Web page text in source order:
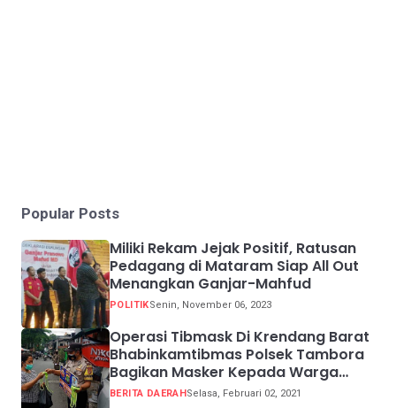
Popular Posts
Miliki Rekam Jejak Positif, Ratusan
Pedagang di Mataram Siap All Out
Menangkan Ganjar-Mahfud
POLITIKSenin, November 06, 2023
Operasi Tibmask Di Krendang Barat
Bhabinkamtibmas Polsek Tambora
Bagikan Masker Kepada Warga
Pelanggar Prokes
BERITA DAERAHSelasa, Februari 02, 2021